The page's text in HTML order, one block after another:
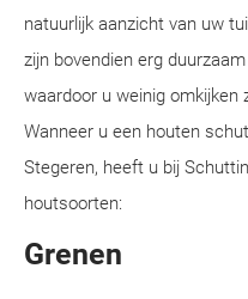
natuurlijk aanzicht van uw
zijn bovendien erg
waardoor u weinig omkijken
Wanneer u een houten
Stegeren, heeft u bij
houtsoorten:
Grenen